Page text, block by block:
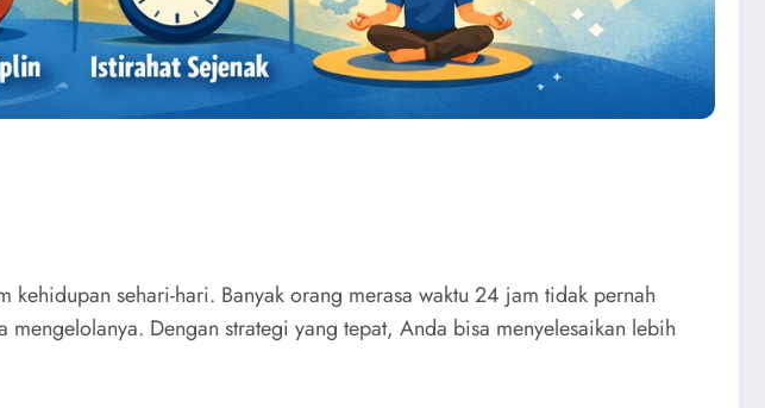
sehari-hari. Banyak orang merasa waktu 24 jam tidak pernah
Dengan strategi yang tepat, Anda bisa menyelesaikan lebih